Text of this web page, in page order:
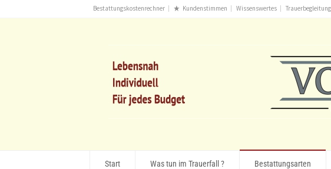
Bestattungskostenrechner Kundenstimmen Wissenswertes Trauerbegleitung
Start Was tun im Trauerfall ? Bestattungsarten